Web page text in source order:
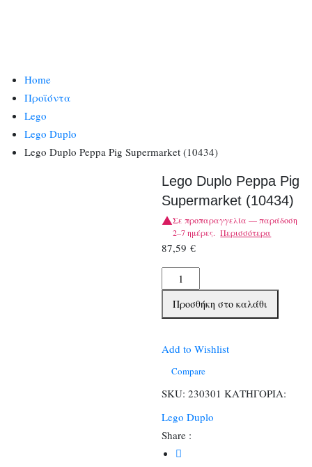
Home
Προϊόντα
Lego
Lego Duplo
Lego Duplo Peppa Pig Supermarket (10434)
Lego Duplo Peppa Pig
Supermarket (10434)
Σε προπαραγγελία — παράδοση
2–7 ημέρες. Περισσότερα
87,59€
Lego
Duplo
Peppa
Supermarket
(10434)
Προσθήκη στο καλάθι
Add to Wishlist
Compare
SKU: 230301 ΚΑΤΗΓΟΡΙΑ:
Lego Duplo
Share :